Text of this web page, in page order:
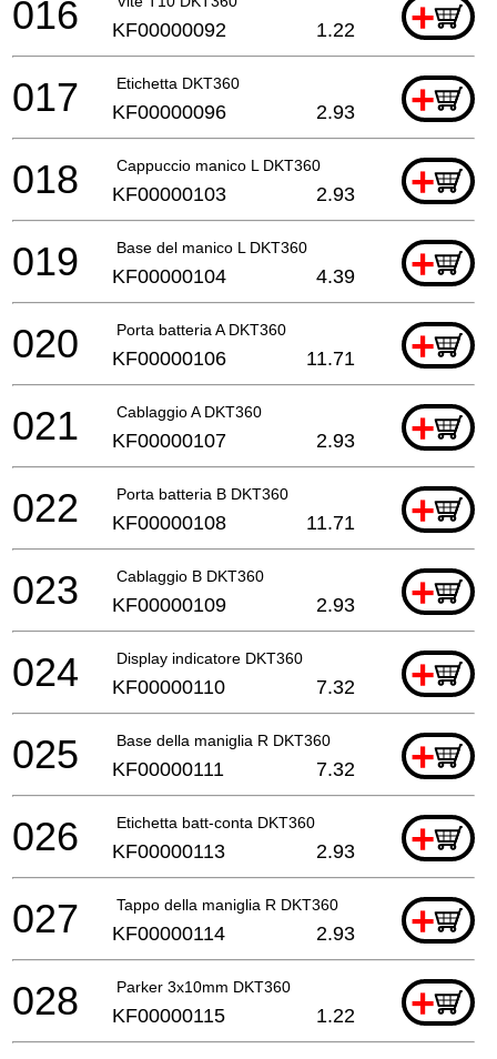
+
016 KF00000092 1.22
Etichetta DKT360 +
017 KF00000096 2.93
Cappuccio manico L DKT360 +
018 KF00000103 2.93
Base del manico L DKT360 +
019 KF00000104 4.39
Porta batteria A DKT360 +
020 KF00000106 11.71
Cablaggio A DKT360 +
021 KF00000107 2.93
Porta batteria B DKT360 +
022 KF00000108 11.71
Cablaggio B DKT360 +
023 KF00000109 2.93
Display indicatore DKT360 +
024 KF00000110 7.32
Base della maniglia R DKT360 +
025 KF00000111 7.32
Etichetta batt-conta DKT360 +
026 KF00000113 2.93
Tappo della maniglia R DKT360 +
027 KF00000114 2.93
Parker 3x10mm DKT360 +
028 KF00000115 1.22